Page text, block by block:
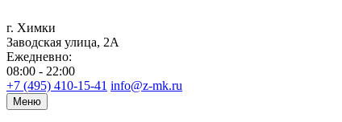
г. Химки
Заводская улица, 2А
Ежедневно:
08:00 - 22:00
+7 (495) 410-15-41 info@z-mk.ru
Меню